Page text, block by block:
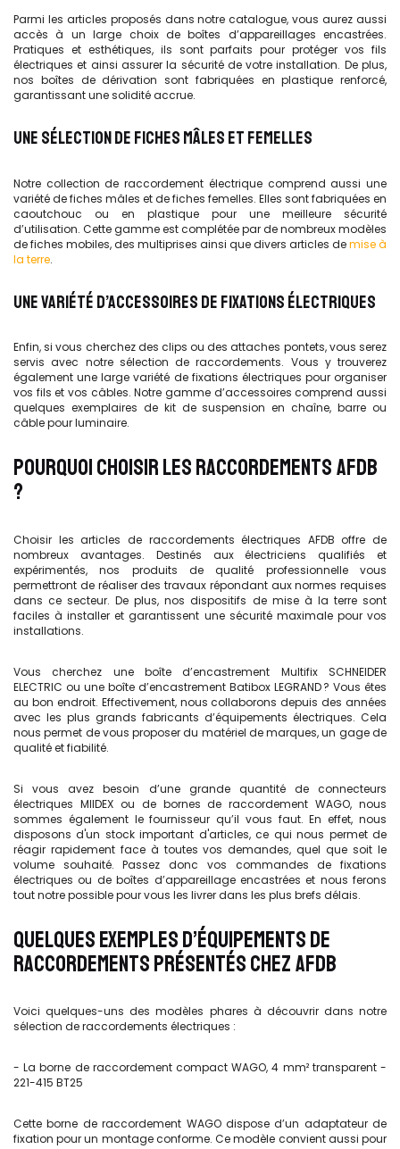
Parmi les articles proposés dans notre catalogue, vous aurez aussi
accès à un large choix de boîtes d’appareillages encastrées.
Pratiques et esthétiques, ils sont parfaits pour protéger vos fils
électriques et ainsi assurer la sécurité de votre installation. De plus,
nos boîtes de dérivation sont fabriquées en plastique renforcé,
garantissant une solidité accrue.
UNE SÉLECTION DE FICHES MÂLES ET FEMELLES
Notre collection de raccordement électrique comprend aussi une
variété de fiches mâles et de fiches femelles. Elles sont fabriquées en
caoutchouc ou en plastique pour une meilleure sécurité
d’utilisation. Cette gamme est complétée par de nombreux modèles
de fiches mobiles, des multiprises ainsi que divers articles demise à
la terre.
UNE VARIÉTÉ D’ACCESSOIRES DE FIXATIONS ÉLECTRIQUES
Enfin, si vous cherchez des clips ou des attaches pontets, vous serez
servis avec notre sélection de raccordements. Vous y trouverez
également une large variété de fixations électriques pour organiser
vos fils et vos câbles. Notre gamme d’accessoires comprend aussi
quelques exemplaires de kit de suspension en chaîne, barre ou
câble pour luminaire.
POURQUOI CHOISIR LES RACCORDEMENTS AFDB
?
Choisir les articles de raccordements électriques AFDB offre de
nombreux avantages. Destinés aux électriciens qualifiés et
expérimentés, nos produits de qualité professionnelle vous
permettront de réaliser des travaux répondant aux normes requises
dans ce secteur. De plus, nos dispositifs de mise à la terre sont
faciles à installer et garantissent une sécurité maximale pour vos
installations.
Vous cherchez une boîte d’encastrement Multifix SCHNEIDER
ELECTRIC ou une boîte d’encastrement Batibox LEGRAND ? Vous êtes
au bon endroit. Effectivement, nous collaborons depuis des années
avec les plus grands fabricants d’équipements électriques. Cela
nous permet de vous proposer du matériel de marques, un gage de
qualité et fiabilité.
Si vous avez besoin d’une grande quantité de connecteurs
électriques MIIDEX ou de bornes de raccordement WAGO, nous
sommes également le fournisseur qu’il vous faut. En effet, nous
disposons d'un stock important d'articles, ce qui nous permet de
réagir rapidement face à toutes vos demandes, quel que soit le
volume souhaité. Passez donc vos commandes de fixations
électriques ou de boîtes d’appareillage encastrées et nous ferons
tout notre possible pour vous les livrer dans les plus brefs délais.
QUELQUES EXEMPLES D’ÉQUIPEMENTS DE
RACCORDEMENTS PRÉSENTÉS CHEZ AFDB
Voici quelques-uns des modèles phares à découvrir dans notre
sélection de raccordements électriques :
- La borne de raccordement compact WAGO, 4 mm² transparent -
221-415 BT25
Cette borne de raccordement WAGO dispose d’un adaptateur de
fixation pour un montage conforme. Ce modèle convient aussi pour